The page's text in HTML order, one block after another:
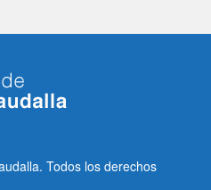
Todos los derechos